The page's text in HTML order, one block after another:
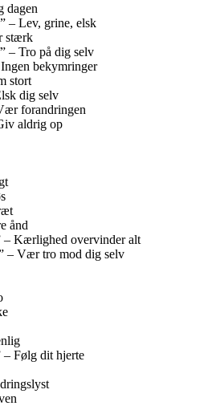
dagen
– Lev, grine, elsk
stærk
– Tro på dig selv
bekymringer
stort
dig selv
forandringen
aldrig op
ånd
– Kærlighed overvinder alt
– Vær tro mod dig selv
– Følg dit hjerte